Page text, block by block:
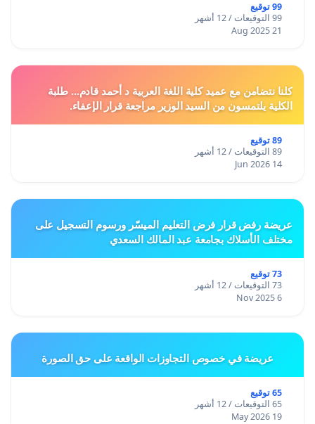
99 توقيع
99 التوقيعات / 12 أشهر
21 Aug 2025
كلنا نتضامن مع عميد كلية اللغة العربية د أحمد قادم... طلبة
الكلية يلتمسون من السيد الوزير مراجعة قرار الإعفاء.
89 توقيع
89 التوقيعات / 12 أشهر
14 Jun 2026
عريضة رفض قرار فرض التعليم الميسّر ورسوم التسجيل على
مختلف الأسلاك بجامعة عبد المالك السعدي
73 توقيع
73 التوقيعات / 12 أشهر
6 Nov 2025
عريضة في خصوص التجاوزات الواقعة على حق الصورة
65 توقيع
65 التوقيعات / 12 أشهر
19 May 2026